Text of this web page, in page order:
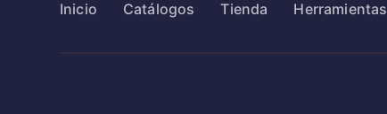
Inicio Catálogos Tienda Herramientas